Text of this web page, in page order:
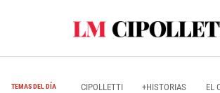
TEMAS DEL DÍA CIPOLLETTI +HISTORIAS EL